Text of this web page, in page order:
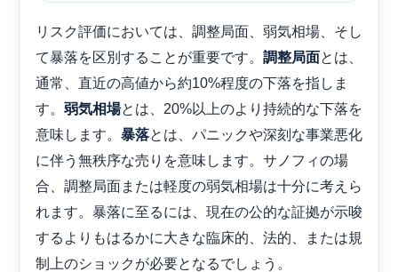
リスク評価においては、調整局面、弱気相場、そし
て暴落を区別することが重要です。 調整局面とは、
通常、直近の高値から約10%程度の下落を指しま
す。 弱気相場とは、20%以上のより持続的な下落を
意味します。 暴落とは、パニックや深刻な事業悪化
に伴う無秩序な売りを意味します。サノフィの場
合、調整局面または軽度の弱気相場は十分に考えら
れます。暴落に至るには、現在の公的な証拠が示唆
するよりもはるかに大きな臨床的、法的、または規
制上のショックが必要となるでしょう。